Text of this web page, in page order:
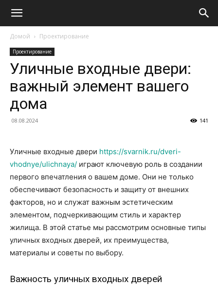
Домой Проектирование
Проектирование
Уличные входные двери:
важный элемент вашего
дома
08.08.2024 141
Уличные входные двери https://svarnik.ru/dveri-
vhodnye/ulichnaya/ играют ключевую роль в создании
первого впечатления о вашем доме. Они не только
обеспечивают безопасность и защиту от внешних
факторов, но и служат важным эстетическим
элементом, подчеркивающим стиль и характер
жилища. В этой статье мы рассмотрим основные типы
уличных входных дверей, их преимущества,
материалы и советы по выбору.
Важность уличных входных дверей